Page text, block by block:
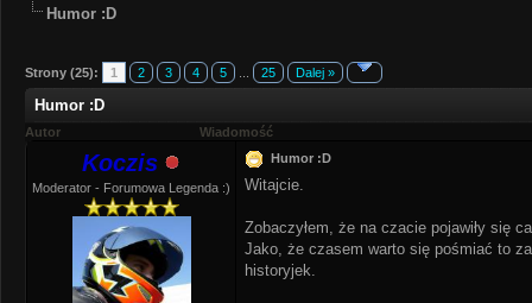
Humor :D
Strony (25): 1 2 3 4 5 25 Dalej »
Humor :D
Autor Wiadomość
Koczis
Moderator - Forumowa Legenda :)
Humor :D
Witajcie.
Zobaczyłem, że na czacie pojawiły się
Jako, że czasem warto się pośmiać to
historyjek.